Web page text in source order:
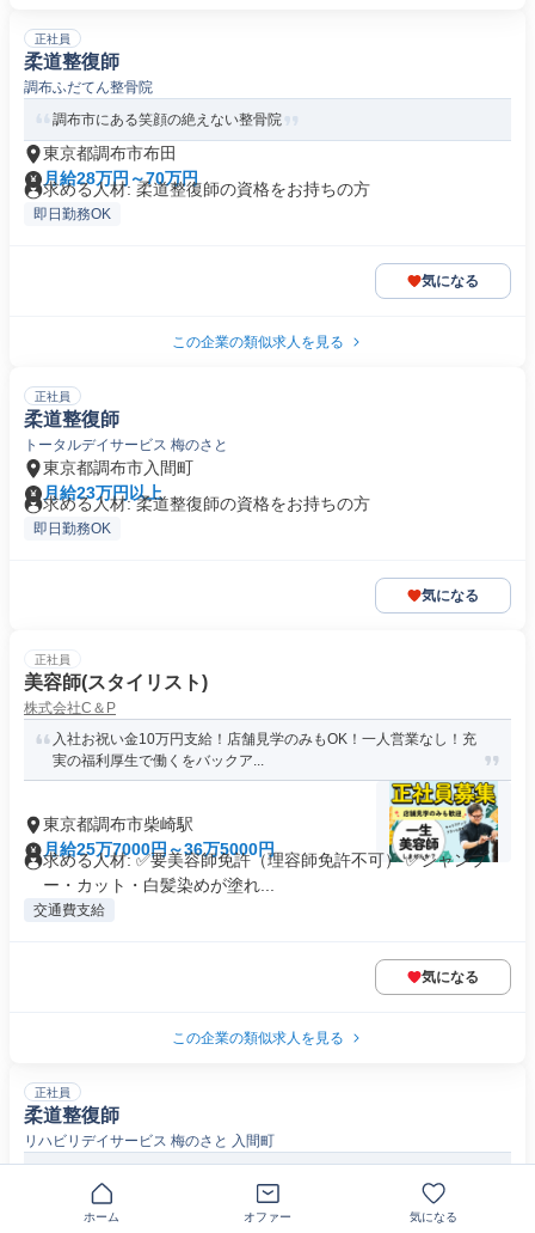
正社員
柔道整復師
調布ふだてん整骨院
調布市にある笑顔の絶えない整骨院
東京都調布市布田
月給28万円～70万円
求める人材: 柔道整復師の資格をお持ちの方
即日勤務OK
気になる
この企業の類似求人を見る
正社員
柔道整復師
トータルデイサービス 梅のさと
東京都調布市入間町
月給23万円以上
求める人材: 柔道整復師の資格をお持ちの方
即日勤務OK
気になる
正社員
美容師(スタイリスト)
株式会社C＆P
入社お祝い金10万円支給！店舗見学のみもOK！一人営業なし！充
実の福利厚生で働くをバックア...
東京都調布市柴崎駅
月給25万7000円～36万5000円
求める人材: ✅要美容師免許（理容師免許不可） ✅シャンプ
ー・カット・白髪染めが塗れ...
交通費支給
気になる
この企業の類似求人を見る
正社員
柔道整復師
リハビリデイサービス 梅のさと 入間町
東京都調布市入間町
ホーム オファー 気になる